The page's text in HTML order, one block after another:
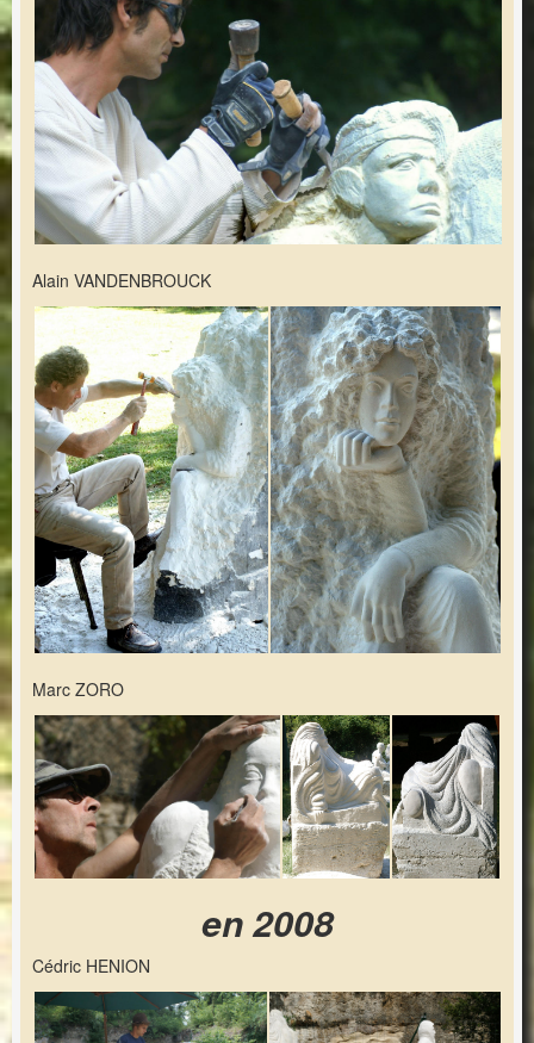
Alain VANDENBROUCK
Marc ZORO
en 2008
Cédric HENION